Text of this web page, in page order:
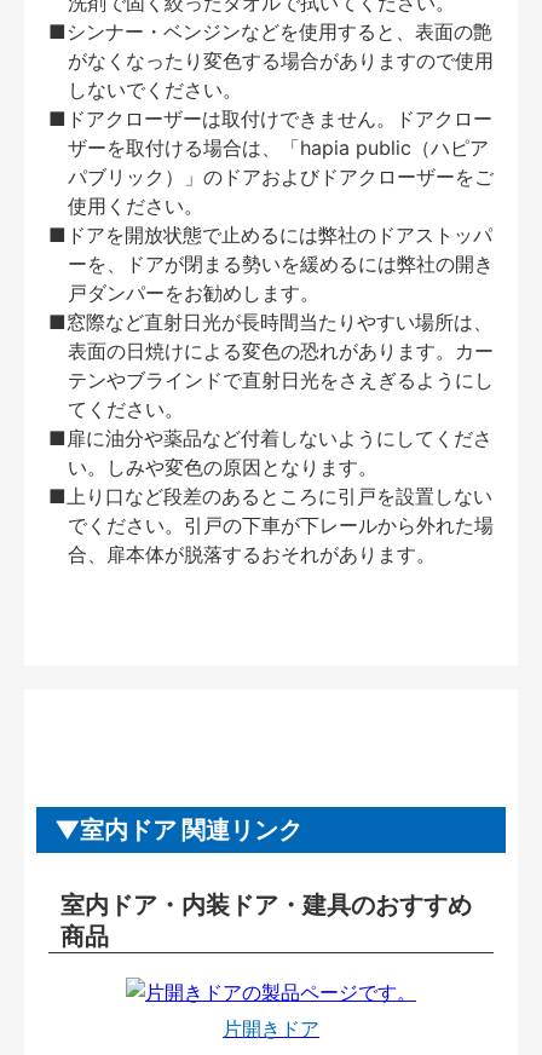
■シンナー・ベンジンなどを使用すると、表面の艶
がなくなったり変色する場合がありますので使用
しないでください。
■ドアクローザーは取付けできません。ドアクロー
ザーを取付ける場合は、「hapia public（ハピア
パブリック）」のドアおよびドアクローザーをご
使用ください。
■ドアを開放状態で止めるには弊社のドアストッパ
ーを、ドアが閉まる勢いを緩めるには弊社の開き
戸ダンパーをお勧めします。
■窓際など直射日光が長時間当たりやすい場所は、
表面の日焼けによる変色の恐れがあります。カー
テンやブラインドで直射日光をさえぎるようにし
てください。
■扉に油分や薬品など付着しないようにしてくださ
い。しみや変色の原因となります。
■上り口など段差のあるところに引戸を設置しない
でください。引戸の下車が下レールから外れた場
合、扉本体が脱落するおそれがあります。
室内ドア 関連リンク
室内ドア・内装ドア・建具のおすすめ
商品
片開きドア